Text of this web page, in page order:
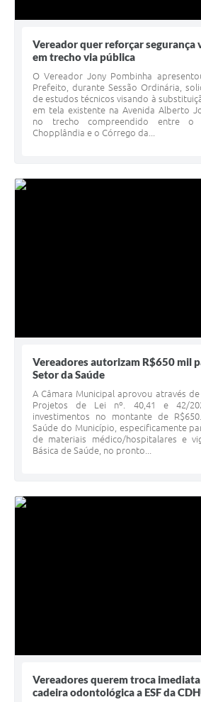
Vereador quer reforçar segurança
em trecho via pública
O Vereador Jony Pombinha
Prefeito, durante Sessão Ordinária,
de estudos técnicos visando à
em tela existente na Avenida Alberto
no trecho compreendido entre o
Chopplândia e o Córrego da...
Vereadores autorizam R$650 mil
Setor da Saúde
A Câmara Municipal aprovou através
Projetos de Lei nº. 40,41 e 42/
investimentos no montante de
Saúde do Município, especificamente
de materiais médico/hospitalares e
Básica de Saúde, no pronto...
Vereadores querem troca
cadeira odontológica a ESF da